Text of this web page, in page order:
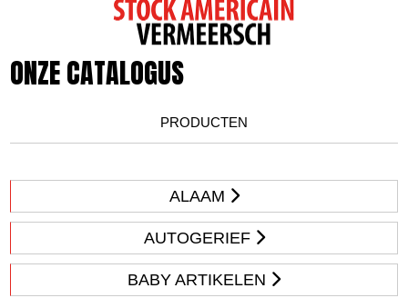
ONZE CATALOGUS
PRODUCTEN
ALAAM
AUTOGERIEF
BABY ARTIKELEN